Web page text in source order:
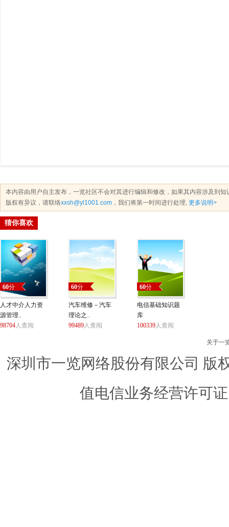
本内容由用户自主发布，一览社区不会对其进行编辑和修改，如果其内容涉及到
版权有异议，请联络xxsh@yl1001.com ，我们将第一时间进行处理, 更多说明>
猜你喜欢
60分
人才中介人力资
源管理..
98704人查阅
60分
汽车维修－汽车
理论之..
99489人查阅
60分
电信基础知识题
库
100339人查阅
关于一
深圳市一览网络股份有限公司 版
值电信业务经营许可